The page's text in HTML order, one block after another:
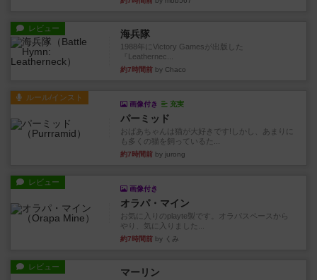
レビュー 海兵隊
1988年にVictory Gamesが出版した
『Leathernec...
約7時間前 by Chaco
ルール/インスト
画像付き 充実
パーミッド
おばあちゃんは猫が大好きです!しかし、あまりに
も多くの猫を飼っているた...
約7時間前 by jurong
レビュー
画像付き
オラパ・マイン
お気に入りのplayte製です。オラパスペースから
やり、気に入りました...
約7時間前 by くみ
レビュー マーリン